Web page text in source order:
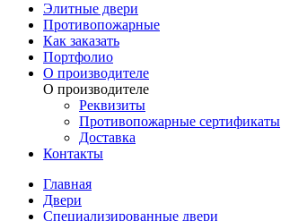
Элитные двери
Противопожарные
Как заказать
Портфолио
О производителе
О производителе
Реквизиты
Противопожарные сертификаты
Доставка
Контакты
Главная
Двери
Специализированные двери